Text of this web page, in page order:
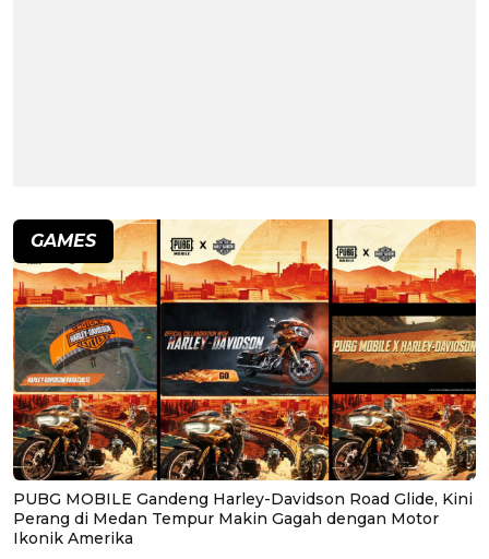
GAMES
PUBG MOBILE Gandeng Harley-Davidson Road Glide, Kini
Perang di Medan Tempur Makin Gagah dengan Motor
Ikonik Amerika